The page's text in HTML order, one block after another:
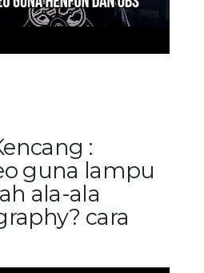
:
guna lampu
ala-ala
cara